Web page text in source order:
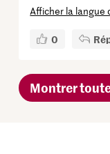
Afficher la langue
0
Montrer